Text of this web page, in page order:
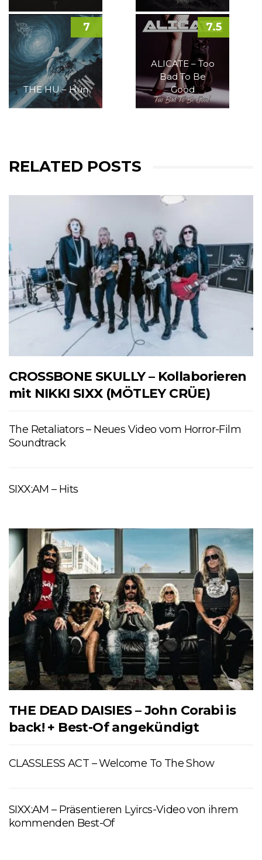
THE HU – Hun
7
ALICATE – Too
Bad To Be
Good
7.5
RELATED POSTS
CROSSBONE SKULLY – Kollaborieren
mit NIKKI SIXX (MÖTLEY CRÜE)
The Retaliators – Neues Video vom Horror-Film
Soundtrack
SIXX:AM – Hits
THE DEAD DAISIES – John Corabi is
back! + Best-Of angekündigt
CLASSLESS ACT – Welcome To The Show
SIXX:AM – Präsentieren Lyircs-Video von ihrem
kommenden Best-Of